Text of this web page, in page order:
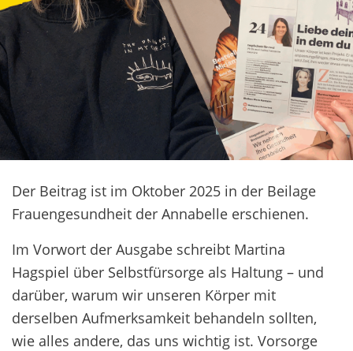
Der Beitrag ist im Oktober 2025 in der Beilage
Frauengesundheit der Annabelle erschienen.
Im Vorwort der Ausgabe schreibt Martina
Hagspiel über Selbstfürsorge als Haltung – und
darüber, warum wir unseren Körper mit
derselben Aufmerksamkeit behandeln sollten,
wie alles andere, das uns wichtig ist. Vorsorge